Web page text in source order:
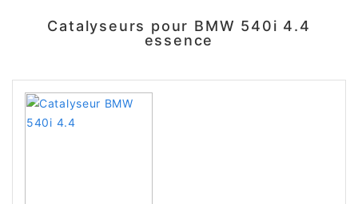
Catalyseurs pour BMW 540i 4.4
essence